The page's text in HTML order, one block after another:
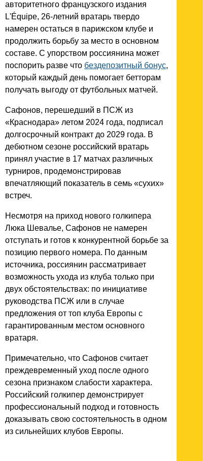
авторитетного французского издания
L'Équipe, 26-летний вратарь твердо
намерен остаться в парижском клубе и
продолжить борьбу за место в основном
составе. С упорством россиянина может
поспорить разве что бездепозитный бонус,
который каждый день помогает бетторам
получать выгоду от футбольных матчей.
Сафонов, перешедший в ПСЖ из
«Краснодара» летом 2024 года, подписал
долгосрочный контракт до 2029 года. В
дебютном сезоне российский вратарь
принял участие в 17 матчах различных
турниров, продемонстрировав
впечатляющий показатель в семь «сухих»
встреч.
Несмотря на приход нового голкипера
Люка Шевалье, Сафонов не намерен
отступать и готов к конкурентной борьбе за
позицию первого номера. По данным
источника, россиянин рассматривает
возможность ухода из клуба только при
двух обстоятельствах: по инициативе
руководства ПСЖ или в случае
предложения от топ клуба Европы с
гарантированным местом основного
вратаря.
Примечательно, что Сафонов считает
преждевременный уход после одного
сезона признаком слабости характера.
Российский голкипер демонстрирует
профессиональный подход и готовность
доказывать свою состоятельность в одном
из сильнейших клубов Европы.